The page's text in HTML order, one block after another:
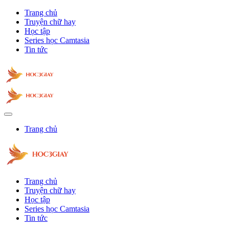
Trang chủ
Truyện chữ hay
Học tập
Series học Camtasia
Tin tức
Trang chủ
Trang chủ
Truyện chữ hay
Học tập
Series học Camtasia
Tin tức